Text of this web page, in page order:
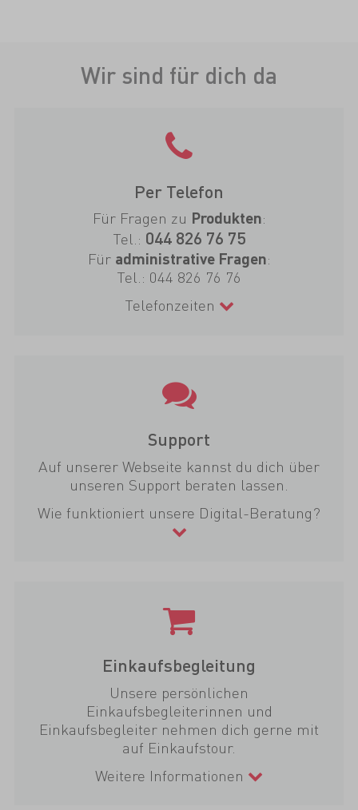
Wir sind für dich da
Per Telefon
Für Fragen zu Produkten:
Tel.: 044 826 76 75
Für administrative Fragen:
Tel.: 044 826 76 76
Telefonzeiten
Support
Auf unserer Webseite kannst du dich über
unseren Support beraten lassen.
Wie funktioniert unsere Digital-Beratung?
Einkaufsbegleitung
Unsere persönlichen
Einkaufsbegleiterinnen und
Einkaufsbegleiter nehmen dich gerne mit
auf Einkaufstour.
Weitere Informationen